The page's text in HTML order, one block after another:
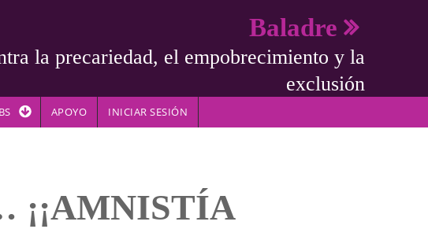
Baladre
la precariedad, el empobrecimiento y la
exclusión
APOYO INICIAR SESIÓN
¡¡AMNISTÍA